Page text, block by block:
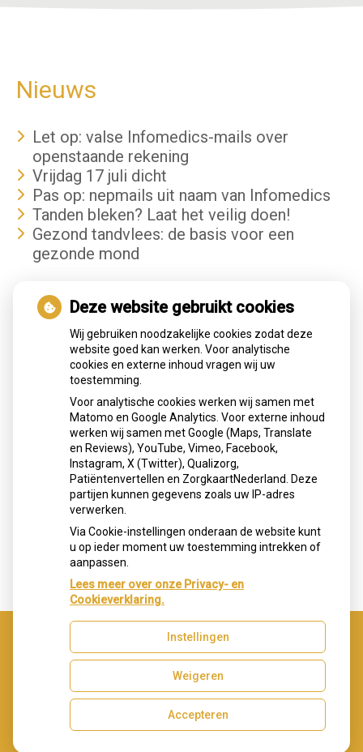
Nieuws
Let op: valse Infomedics-mails over
openstaande rekening
Vrijdag 17 juli dicht
Pas op: nepmails uit naam van Infomedics
Tanden bleken? Laat het veilig doen!
Gezond tandvlees: de basis voor een
gezonde mond
Hoe gezond is je mond?
Uw Zorg Online|Beheer
Cookie-instellingen
Deze website gebruikt cookies
Wij gebruiken noodzakelijke cookies zodat deze
website goed kan werken. Voor analytische
cookies en externe inhoud vragen wij uw
toestemming.
Voor analytische cookies werken wij samen met
Matomo en Google Analytics. Voor externe inhoud
werken wij samen met Google (Maps, Translate
en Reviews), YouTube, Vimeo, Facebook,
Instagram, X (Twitter), Qualizorg,
Patiëntenvertellen en ZorgkaartNederland. Deze
partijen kunnen gegevens zoals uw IP-adres
verwerken.
Via Cookie-instellingen onderaan de website kunt
u op ieder moment uw toestemming intrekken of
aanpassen.
Lees meer over onze Privacy- en
Cookieverklaring.
Instellingen
Weigeren
Accepteren